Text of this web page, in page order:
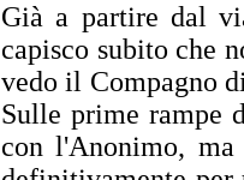
Già a partire dal
capisco subito che
vedo il Compagno
Sulle prime rampe
con l'Anonimo,